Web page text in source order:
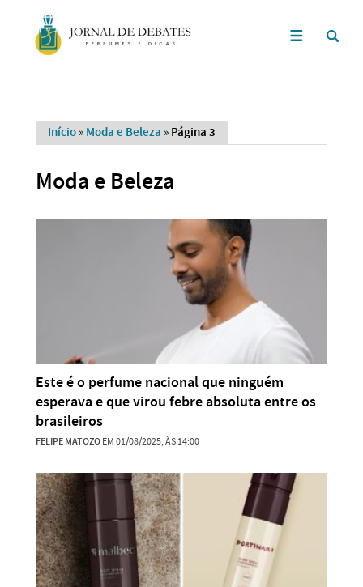
Início » Moda e Beleza » Página 3
Moda e Beleza
Este é o perfume nacional que ninguém
esperava e que virou febre absoluta entre os
brasileiros
FELIPE MATOZOEM 01/08/2025, ÀS 14:00